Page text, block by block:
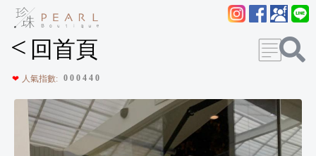
< 回首頁
❤ 人氣指數: 0 0 0 4 4 0